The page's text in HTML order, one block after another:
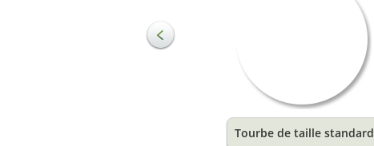
La tourbe peut être utilisée comme matière première pour
produire des substrats et répondre aux besoins de
l'agriculture et de l'horticulture. Les composants les plus
importants du sol sont les substances organiques, qui font
la structure du sol et sont les stimulants essentiels de la
croissance. Elles offrent une combinaison idéale d'eau et
Tourbe de taille standard